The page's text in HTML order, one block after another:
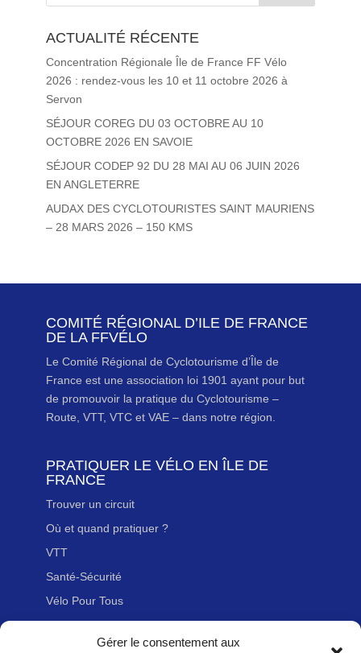
Gérer le consentement aux
ACTUALITÉ RÉCENTE
Concentration Régionale Île de France FF Vélo
2026 : rendez-vous les 10 et 11 octobre 2026 à
Servon
SÉJOUR COREG DU 03 OCTOBRE AU 10
OCTOBRE 2026 EN SAVOIE
SÉJOUR CODEP 92 DU 28 MAI AU 06 JUIN 2026
EN ANGLETERRE
AUDAX DES CYCLOTOURISTES SAINT MAURIENS
– 28 MARS 2026 – 150 KMS
COMITÉ RÉGIONAL D’ILE DE FRANCE
DE LA FFVÉLO
Le Comité Régional de Cyclotourisme d’Île de
France est une association loi 1901 ayant pour but
de promouvoir la pratique du Cyclotourisme –
Route, VTT, VTC et VAE – dans notre région.
PRATIQUER LE VÉLO EN ÎLE DE
FRANCE
Trouver un circuit
Où et quand pratiquer ?
VTT
Santé-Sécurité
Vélo Pour Tous